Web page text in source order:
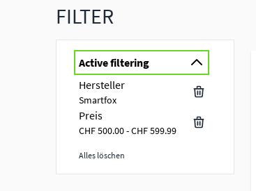
FILTER
Active filtering
Hersteller
Smartfox
Preis
CHF 500.00 - CHF 599.99
Alles löschen